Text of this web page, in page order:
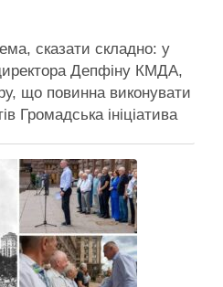
сказати складно: у
Депфіну КМДА,
що повинна виконувати
Громадська ініціатива
виходити на мітинги
перерахував втричі
ЗСУ у …